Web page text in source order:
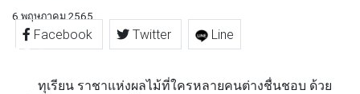
6 พฤษภาคม 2565
Facebook Twitter Line
ทุเรียน ราชาแห่งผลไม้ที่ใครหลายคนต่างชื่นชอบ ด้วย